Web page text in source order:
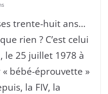
trente-huit ans…
rien ? C’est celui
le 25 juillet 1978 à
bébé-éprouvette »
la FIV, la